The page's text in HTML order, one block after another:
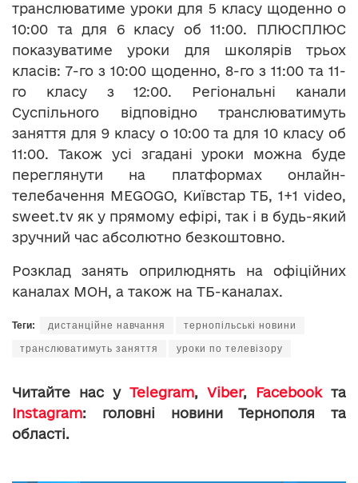
транслюватиме уроки для 5 класу щоденно о
10:00 та для 6 класу об 11:00. ПЛЮСПЛЮС
показуватиме уроки для школярів трьох
класів: 7-го з 10:00 щоденно, 8-го з 11:00 та 11-
го класу з 12:00. Регіональні канали
Суспільного відповідно транслюватимуть
заняття для 9 класу о 10:00 та для 10 класу об
11:00. Також усі згадані уроки можна буде
переглянути на платформах онлайн-
телебачення MEGOGO, Київстар ТБ, 1+1 video,
sweet.tv як у прямому ефірі, так і в будь-який
зручний час абсолютно безкоштовно.
Розклад занять оприлюднять на офіційних
каналах МОН, а також на ТБ-каналах.
Теги: дистанційне навчання тернопільські новини
транслюватимуть заняття уроки по телевізору
Читайте нас у Telegram, Viber, Facebookта
Instagram: головні новини Тернополя та
області.